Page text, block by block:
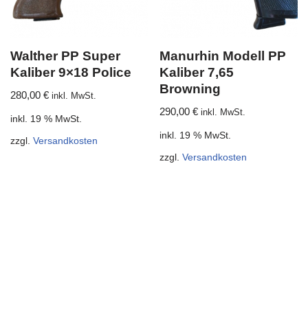
Walther PP Super
Kaliber 9×18 Police
280,00 € inkl. MwSt.
inkl. 19 % MwSt.
zzgl. Versandkosten
Manurhin Modell PP
Kaliber 7,65
Browning
290,00€ inkl. MwSt.
inkl. 19 % MwSt.
zzgl.Versandkosten